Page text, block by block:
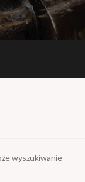
wyszukiwanie